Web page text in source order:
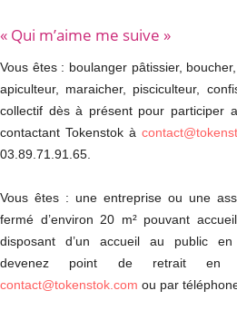
« Qui m’aime me suive »
Vous êtes : boulanger pâtissier,
apiculteur, maraicher, pisciculteur,
collectif dès à présent pour participer
contactant Tokenstok à
03.89.71.91.65.
Vous êtes : une entreprise ou une
fermé d’environ 20 m² pouvant
disposant d’un accueil au public en
devenez point de retrait en
contact@tokenstok.com ou par